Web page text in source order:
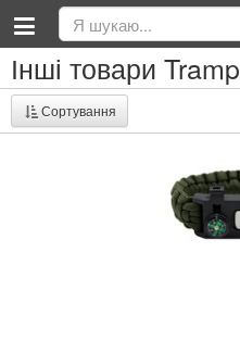
Інші товари Tramp
Сортування